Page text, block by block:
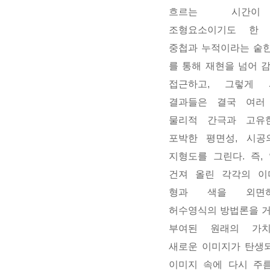
흐르는 시간이
조형요소이기도 한
중첩과 누적이라는 숱
를 통해 재현을 넘어
접근하고, 그렇게
결과들은 결국 여
물리적 간극과 고유
포박한 평면성, 시공
지형도를 그린다. 즉,
건져 올린 각각의 이
형과 색을 외면
허수영식의 방법론을
부여된 원래의 가
새로운 이미지가 탄생
이미지 속에 다시 주